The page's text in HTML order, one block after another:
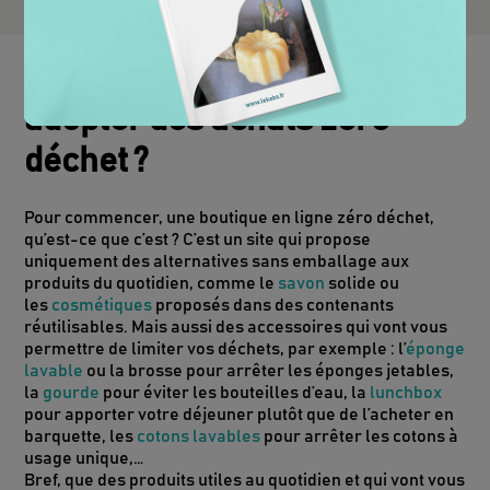
Comprendre : pourquoi
adopter des achats zéro
déchet ?
Pour commencer, une boutique en ligne zéro déchet,
qu’est-ce que c’est ? C’est un site qui propose
uniquement des alternatives sans emballage aux
produits du quotidien, comme le savon solide ou
les cosmétiques proposés dans des contenants
réutilisables. Mais aussi des accessoires qui vont vous
permettre de limiter vos déchets, par exemple : l’éponge
lavable ou la brosse pour arrêter les éponges jetables,
la gourde pour éviter les bouteilles d’eau, la lunchbox
pour apporter votre déjeuner plutôt que de l’acheter en
barquette, les cotons lavables pour arrêter les cotons à
usage unique,…
Bref, que des produits utiles au quotidien et qui vont vous